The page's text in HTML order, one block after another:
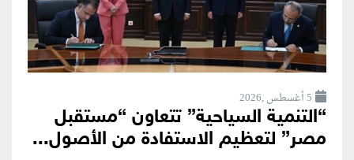
5 أغسطس ,2026
“التنمية السياحية” تتعاون “مستقبل
مصر” لتعظيم الاستفادة من الأصول...